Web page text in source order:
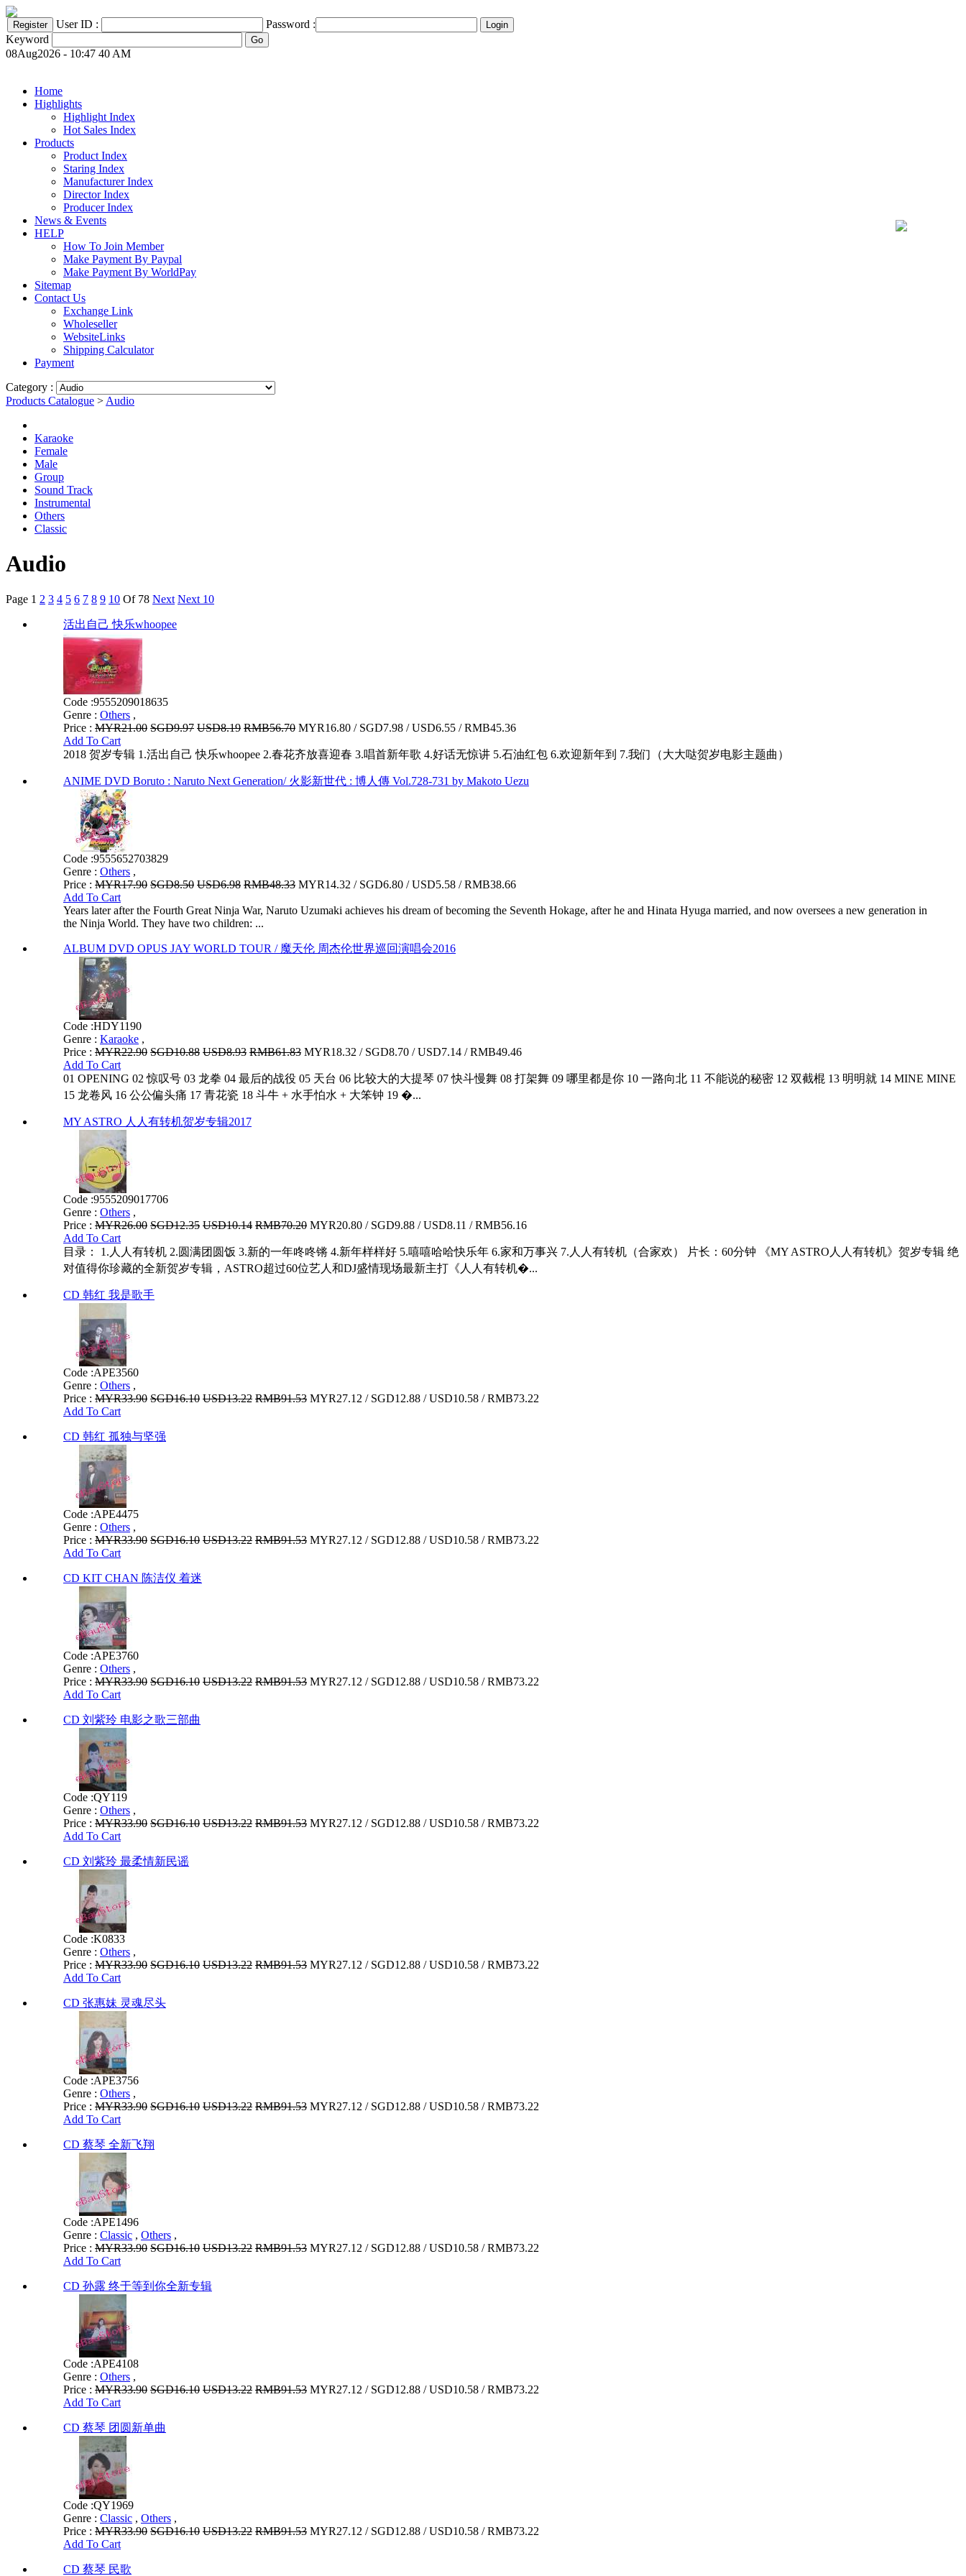
User ID :
Password :
Keyword
08Aug2026 - 10:47 40 AM
Home
Highlights
Highlight Index
Hot Sales Index
Products
Product Index
Staring Index
Manufacturer Index
Director Index
Producer Index
News & Events
HELP
How To Join Member
Make Payment By Paypal
Make Payment By WorldPay
Sitemap
Contact Us
Exchange Link
Wholeseller
WebsiteLinks
Shipping Calculator
Payment
Category :
Products Catalogue > Audio
Karaoke
Female
Male
Group
Sound Track
Instrumental
Others
Classic
Audio
Page 1 2 3 4 5 6 7 8 9 10 Of 78 Next Next 10
活出自己 快乐whoopee
Code :9555209018635
Genre : Others ,
Price : MYR21.00 SGD9.97 USD8.19 RMB56.70 MYR16.80 / SGD7.98 / USD6.55 / RMB45.36
Add To Cart
2018 贺岁专辑 1.活出自己 快乐whoopee 2.春花齐放喜迎春 3.唱首新年歌 4.好话无惊讲 5.石油红包 6.欢迎新年到 7.我们（大大哒贺岁电影主题曲）
ANIME DVD Boruto : Naruto Next Generation/ 火影新世代 : 博人傳 Vol.728-731 by Makoto Uezu
Code :9555652703829
Genre : Others ,
Price : MYR17.90 SGD8.50 USD6.98 RMB48.33 MYR14.32 / SGD6.80 / USD5.58 / RMB38.66
Add To Cart
Years later after the Fourth Great Ninja War, Naruto Uzumaki achieves his dream of becoming the Seventh Hokage, after he and Hinata Hyuga married, and now oversees a new generation in
the Ninja World. They have two children: ...
ALBUM DVD OPUS JAY WORLD TOUR / 魔天伦 周杰伦世界巡回演唱会2016
Code :HDY1190
Genre : Karaoke ,
Price : MYR22.90 SGD10.88 USD8.93 RMB61.83 MYR18.32 / SGD8.70 / USD7.14 / RMB49.46
Add To Cart
01 OPENING 02 惊叹号 03 龙拳 04 最后的战役 05 天台 06 比较大的大提琴 07 快斗慢舞 08 打架舞 09 哪里都是你 10 一路向北 11 不能说的秘密 12 双截棍 13 明明就 14 MINE MINE
15 龙卷风 16 公公偏头痛 17 青花瓷 18 斗牛 + 水手怕水 + 大笨钟 19 �...
MY ASTRO 人人有转机贺岁专辑2017
Code :9555209017706
Genre : Others ,
Price : MYR26.00 SGD12.35 USD10.14 RMB70.20 MYR20.80 / SGD9.88 / USD8.11 / RMB56.16
Add To Cart
目录： 1.人人有转机 2.圆满团圆饭 3.新的一年咚咚锵 4.新年样样好 5.嘻嘻哈哈快乐年 6.家和万事兴 7.人人有转机（合家欢） 片长：60分钟 《MY ASTRO人人有转机》贺岁专辑 绝
对值得你珍藏的全新贺岁专辑，ASTRO超过60位艺人和DJ盛情现场最新主打《人人有转机�...
CD 韩红 我是歌手
Code :APE3560
Genre : Others ,
Price : MYR33.90 SGD16.10 USD13.22 RMB91.53 MYR27.12 / SGD12.88 / USD10.58 / RMB73.22
Add To Cart
CD 韩红 孤独与坚强
Code :APE4475
Genre : Others ,
Price : MYR33.90 SGD16.10 USD13.22 RMB91.53 MYR27.12 / SGD12.88 / USD10.58 / RMB73.22
Add To Cart
CD KIT CHAN 陈洁仪 着迷
Code :APE3760
Genre : Others ,
Price : MYR33.90 SGD16.10 USD13.22 RMB91.53 MYR27.12 / SGD12.88 / USD10.58 / RMB73.22
Add To Cart
CD 刘紫玲 电影之歌三部曲
Code :QY119
Genre : Others ,
Price : MYR33.90 SGD16.10 USD13.22 RMB91.53 MYR27.12 / SGD12.88 / USD10.58 / RMB73.22
Add To Cart
CD 刘紫玲 最柔情新民谣
Code :K0833
Genre : Others ,
Price : MYR33.90 SGD16.10 USD13.22 RMB91.53 MYR27.12 / SGD12.88 / USD10.58 / RMB73.22
Add To Cart
CD 张惠妹 灵魂尽头
Code :APE3756
Genre : Others ,
Price : MYR33.90 SGD16.10 USD13.22 RMB91.53 MYR27.12 / SGD12.88 / USD10.58 / RMB73.22
Add To Cart
CD 蔡琴 全新飞翔
Code :APE1496
Genre : Classic , Others ,
Price : MYR33.90 SGD16.10 USD13.22 RMB91.53 MYR27.12 / SGD12.88 / USD10.58 / RMB73.22
Add To Cart
CD 孙露 终于等到你全新专辑
Code :APE4108
Genre : Others ,
Price : MYR33.90 SGD16.10 USD13.22 RMB91.53 MYR27.12 / SGD12.88 / USD10.58 / RMB73.22
Add To Cart
CD 蔡琴 团圆新单曲
Code :QY1969
Genre : Classic , Others ,
Price : MYR33.90 SGD16.10 USD13.22 RMB91.53 MYR27.12 / SGD12.88 / USD10.58 / RMB73.22
Add To Cart
CD 蔡琴 民歌